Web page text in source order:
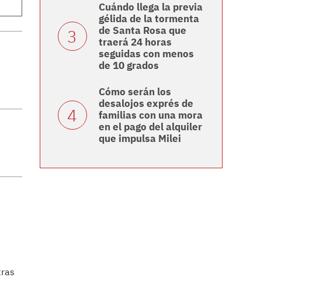
Cuándo llega la previa
gélida de la tormenta
de Santa Rosa que
traerá 24 horas
seguidas con menos
de 10 grados
Cómo serán los
desalojos exprés de
familias con una mora
en el pago del alquiler
que impulsa Milei